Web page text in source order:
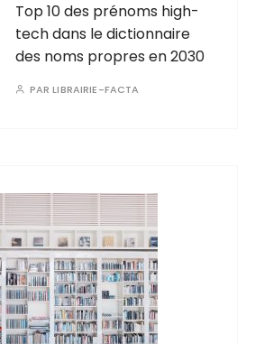
Top 10 des prénoms high-
tech dans le dictionnaire
des noms propres en 2030
PARLIBRAIRIE-FACTA